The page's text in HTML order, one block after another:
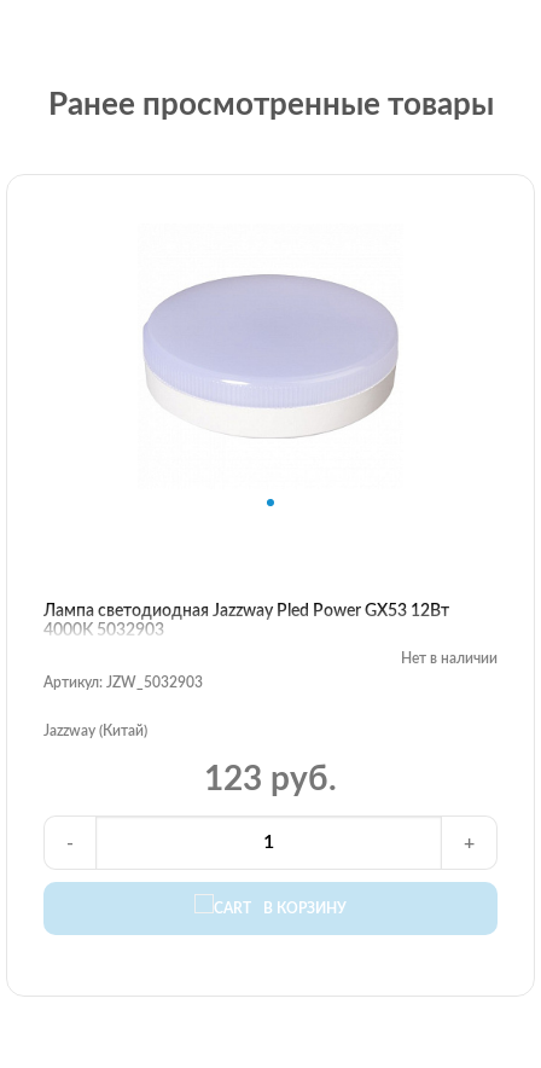
Ранее просмотренные товары
Лампа светодиодная Jazzway Pled Power GX53 12Вт
4000K 5032903
Нет в наличии
Артикул: JZW_5032903
Jazzway (Китай)
123 руб.
В КОРЗИНУ
- +